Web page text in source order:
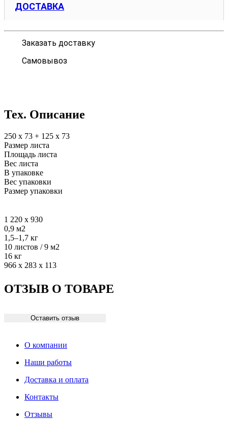
ДОСТАВКА
Заказать доставку
Самовывоз
Тех. Описание
250 х 73 + 125 х 73
Размер листа
Площадь листа
Вес листа
В упаковке
Вес упаковки
Размер упаковки
1 220 х 930
0,9 м2
1,5–1,7 кг
10 листов / 9 м2
16 кг
966 х 283 х 113
ОТЗЫВ О ТОВАРЕ
Оставить отзыв
О компании
Наши работы
Доставка и оплата
Контакты
Отзывы